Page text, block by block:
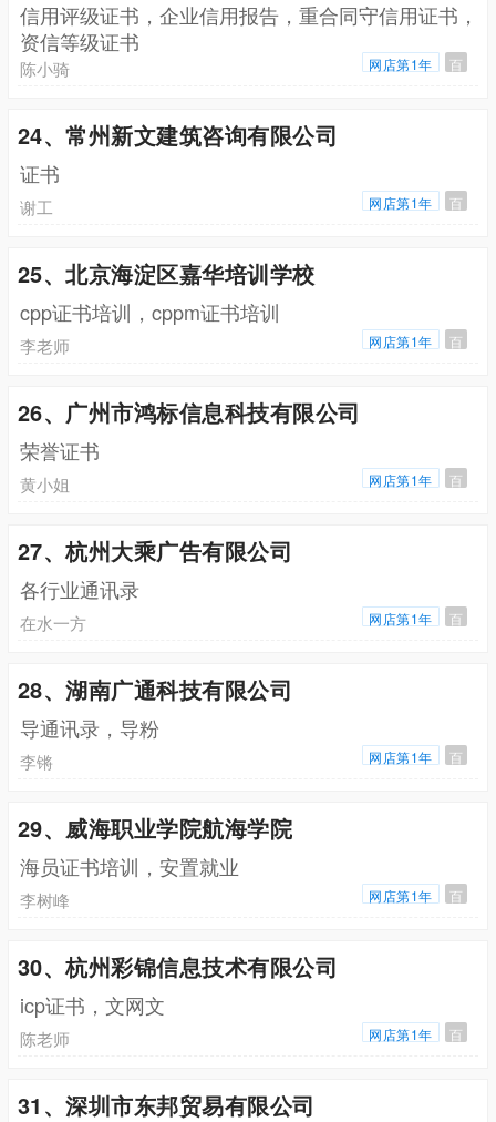
信用评级证书，企业信用报告，重合同守信用证书，
资信等级证书
陈小骑 网店第1年 百
24、常州新文建筑咨询有限公司
证书
谢工 网店第1年 百
25、北京海淀区嘉华培训学校
cpp证书培训，cppm证书培训
李老师 网店第1年 百
26、广州市鸿标信息科技有限公司
荣誉证书
黄小姐 网店第1年 百
27、杭州大乘广告有限公司
各行业通讯录
在水一方 网店第1年 百
28、湖南广通科技有限公司
导通讯录，导粉
李锵 网店第1年 百
29、威海职业学院航海学院
海员证书培训，安置就业
李树峰 网店第1年 百
30、杭州彩锦信息技术有限公司
icp证书，文网文
陈老师 网店第1年 百
31、深圳市东邦贸易有限公司